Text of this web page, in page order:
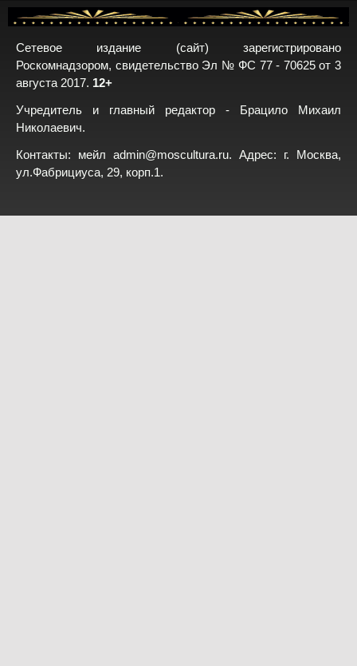
Сетевое издание (сайт) зарегистрировано
Роскомнадзором, свидетельство Эл № ФС 77 - 70625 от 3
августа 2017. 12+
Учредитель и главный редактор - Брацило Михаил
Николаевич.
Контакты: мейл admin@moscultura.ru. Адрес: г. Москва,
ул.Фабрициуса, 29, корп.1.